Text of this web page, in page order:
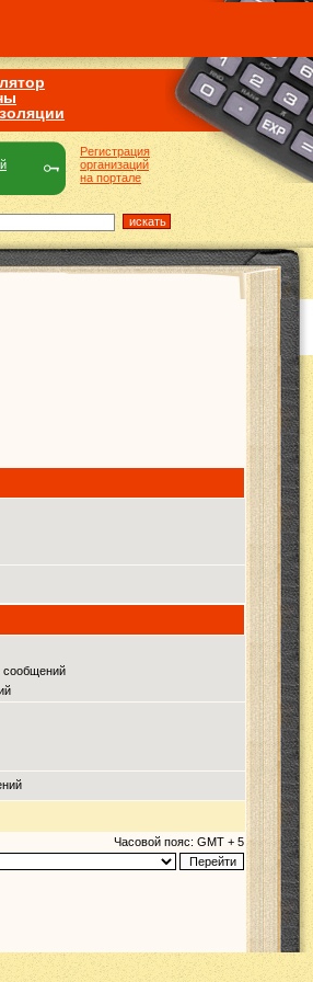
Регистрация
организаций
на портале
сообщений
Часовой пояс: GMT + 5